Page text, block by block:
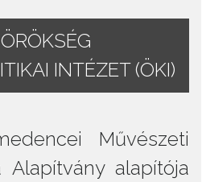
INTÉZET (ÖKI)
Művészeti
Alapítvány alapítója